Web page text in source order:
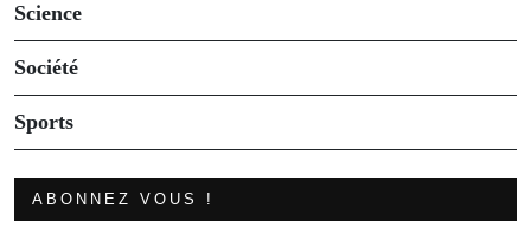
Science
Société
Sports
ABONNEZ VOUS !